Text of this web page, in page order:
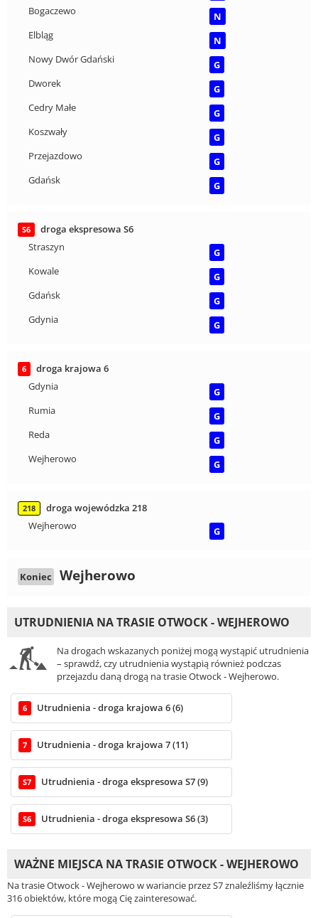
Bogaczewo
N
Elbląg
N
Nowy Dwór Gdański
G
Dworek
G
Cedry Małe
G
Koszwały
G
Przejazdowo
G
Gdańsk
G
S6
droga ekspresowa S6
Straszyn
G
Kowale
G
Gdańsk
G
Gdynia
G
6
droga krajowa 6
Gdynia
G
Rumia
G
Reda
G
Wejherowo
G
218
droga wojewódzka 218
Wejherowo
G
Koniec Wejherowo
UTRUDNIENIA NA TRASIE OTWOCK - WEJHEROWO
Na drogach wskazanych poniżej mogą wystąpić utrudnienia
– sprawdź, czy utrudnienia wystąpią również podczas
przejazdu daną drogą na trasie Otwock - Wejherowo.
6 Utrudnienia - droga krajowa 6 (6)
7 Utrudnienia - droga krajowa 7 (11)
S7 Utrudnienia - droga ekspresowa S7 (9)
S6 Utrudnienia - droga ekspresowa S6 (3)
WAŻNE MIEJSCA NA TRASIE OTWOCK - WEJHEROWO
Na trasie Otwock - Wejherowo w wariancie przez S7 znaleźliśmy łącznie
316 obiektów, które mogą Cię zainteresować.